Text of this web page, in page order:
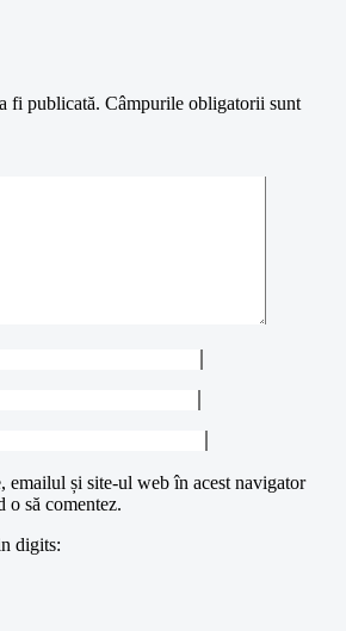
fi publicată. Câmpurile obligatorii sunt
emailul și site-ul web în acest navigator
o să comentez.
digits: